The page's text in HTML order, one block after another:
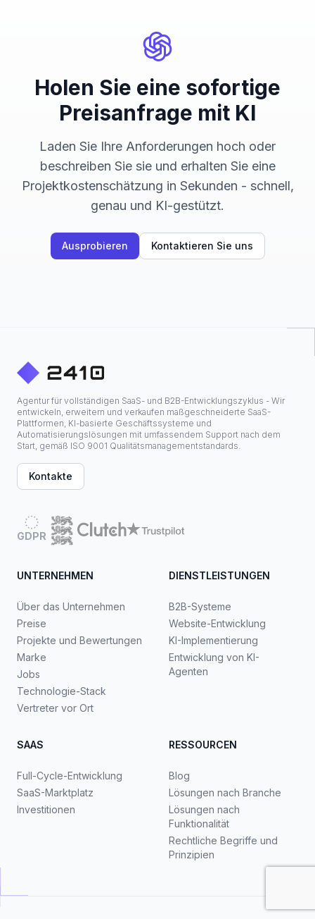
Holen Sie eine sofortige
Preisanfrage mit KI
Laden Sie Ihre Anforderungen hoch oder
beschreiben Sie sie und erhalten Sie eine
Projektkostenschätzung in Sekunden - schnell,
genau und KI-gestützt.
Ausprobieren Kontaktieren Sie uns
Agentur für vollständigen SaaS- und B2B-Entwicklungszyklus - Wir
entwickeln, erweitern und verkaufen maßgeschneiderte SaaS-
Plattformen, KI-basierte Geschäftssysteme und
Automatisierungslösungen mit umfassendem Support nach dem
Start, gemäß ISO 9001 Qualitätsmanagementstandards.
Kontakte
GDPR
UNTERNEHMEN
Über das Unternehmen
Preise
Projekte und Bewertungen
Marke
Jobs
Technologie-Stack
Vertreter vor Ort
DIENSTLEISTUNGEN
B2B-Systeme
Website-Entwicklung
KI-Implementierung
Entwicklung von KI-
Agenten
SAAS
Full-Cycle-Entwicklung
SaaS-Marktplatz
Investitionen
RESSOURCEN
Blog
Lösungen nach Branche
Lösungen nach
Funktionalität
Rechtliche Begriffe und
Prinzipien